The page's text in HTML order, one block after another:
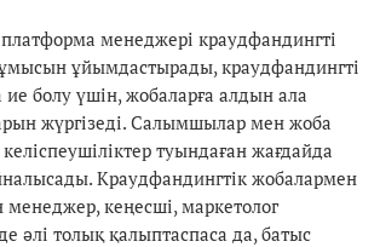
менеджері краудфандингті
ұйымдастырады, краудфандингті
болу үшін, жобаларға алдын ала
жүргізеді. Салымшылар мен жоба
туындаған жағдайда
Краудфандингтік жобалармен
кеңесші, маркетолог
әлі толық қалыптаспаса да, батыс